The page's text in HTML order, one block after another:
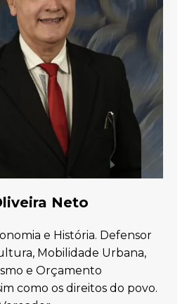
Neto
e História. Defensor
Mobilidade Urbana,
e Orçamento
como os direitos do povo.